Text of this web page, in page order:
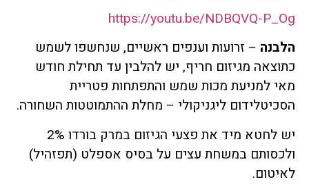
https://youtu.be/NDBQVQ-P_Og
הלבנה – זרועות וענפים ראשיים, שנחשפו לשמש
כתוצאה מגיזום חריף, יש להלבין עד תחילת חודש
מאי למניעת מכות שמש והתפתחות פטריית
הסכיטלידום ליגניקולי – מחלת ההתמוטטות השחורה.
יש לחטא מיד את פצעי הגיזום במרק בורדו 2%
ולכסותם במשחת עצים על בסיס אספלט (תפזהיל)
לאיטום.